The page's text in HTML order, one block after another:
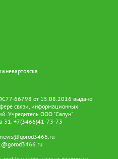
66798 от 15.08.2016 выдано
связи, информационных
Учредитель ООО "Салун"
31. +7(3466)41-73-73
news@gorod3466.ru